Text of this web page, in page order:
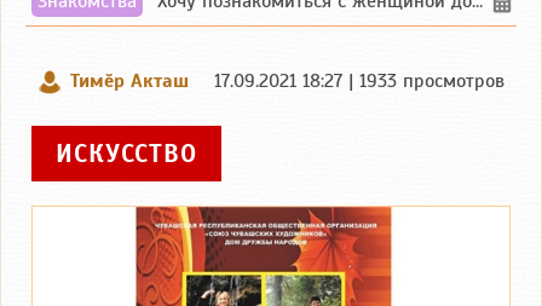
Тимӗр Акташ 17.09.2021 18:27 | 1933 просмотров
ИСКУССТВО